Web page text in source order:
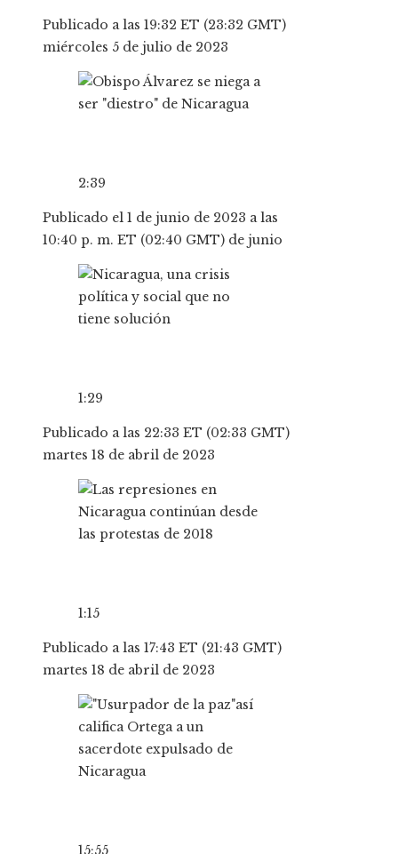
Publicado a las 19:32 ET (23:32 GMT)
miércoles 5 de julio de 2023
2:39
Publicado el 1 de junio de 2023 a las
10:40 p. m. ET (02:40 GMT) de junio
1:29
Publicado a las 22:33 ET (02:33 GMT)
martes 18 de abril de 2023
1:15
Publicado a las 17:43 ET (21:43 GMT)
martes 18 de abril de 2023
15:55